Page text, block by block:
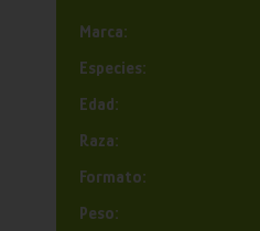
Marca:
Especies:
Edad:
Raza:
Formato:
Peso: